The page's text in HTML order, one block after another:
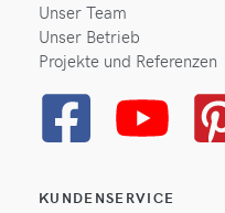
Unser Team
Unser Betrieb
Projekte und Referenzen
KUNDENSERVICE